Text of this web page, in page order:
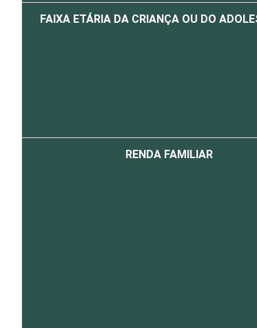
FAIXA ETÁRIA DA CRIANÇA OU DO
RENDA FAMILIAR